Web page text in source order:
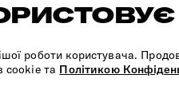
роботи користувача.
cookie та Політикою